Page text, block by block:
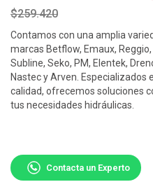
$259.420
Contamos con una amplia
marcas Betflow, Emaux,
Subline, Seko, PM, Elentek,
Nastec y Arven. Especializados
calidad, ofrecemos soluciones
tus necesidades hidráulicas.
Contacta un Experto